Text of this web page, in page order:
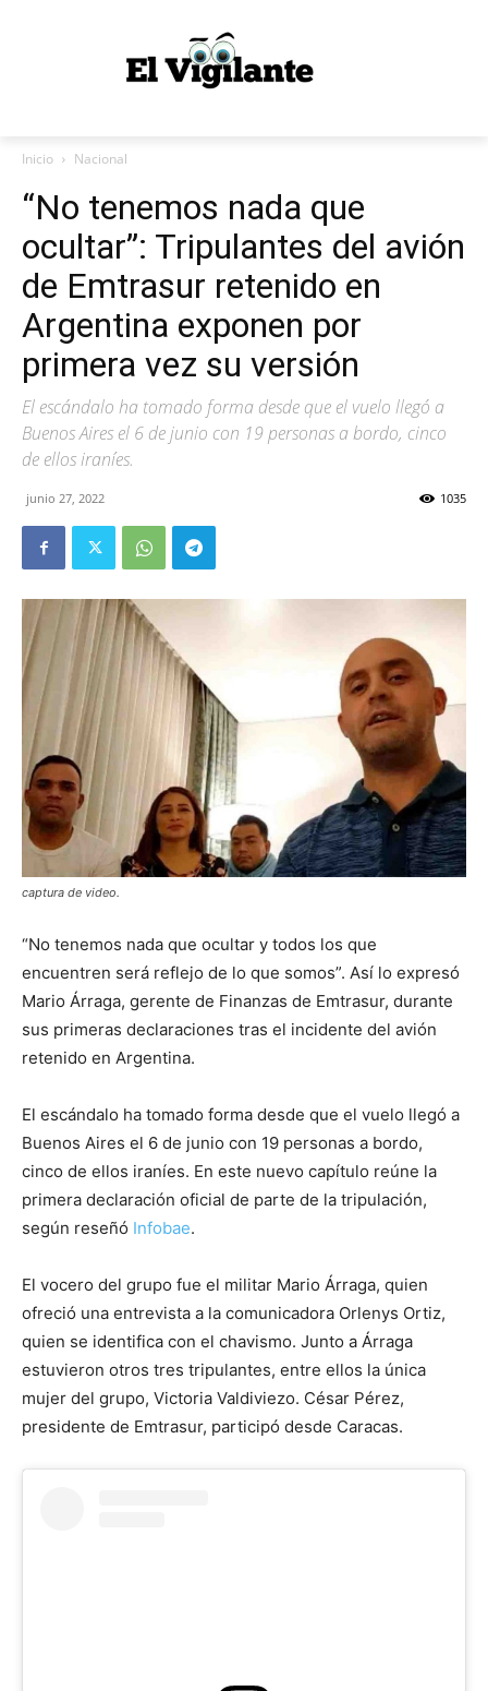
Inicio Nacional
“No tenemos nada que
ocultar”: Tripulantes del avión
de Emtrasur retenido en
Argentina exponen por
primera vez su versión
El escándalo ha tomado forma desde que el vuelo llegó a
Buenos Aires el 6 de junio con 19 personas a bordo, cinco
de ellos iraníes.
junio 27, 2022 1035
captura de video.
“No tenemos nada que ocultar y todos los que
encuentren será reflejo de lo que somos”. Así lo expresó
Mario Árraga, gerente de Finanzas de Emtrasur, durante
sus primeras declaraciones tras el incidente del avión
retenido en Argentina.
El escándalo ha tomado forma desde que el vuelo llegó a
Buenos Aires el 6 de junio con 19 personas a bordo,
cinco de ellos iraníes. En este nuevo capítulo reúne la
primera declaración oficial de parte de la tripulación,
según reseñó Infobae.
El vocero del grupo fue el militar Mario Árraga, quien
ofreció una entrevista a la comunicadora Orlenys Ortiz,
quien se identifica con el chavismo. Junto a Árraga
estuvieron otros tres tripulantes, entre ellos la única
mujer del grupo, Victoria Valdiviezo. César Pérez,
presidente de Emtrasur, participó desde Caracas.